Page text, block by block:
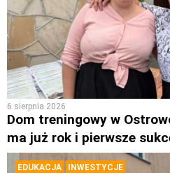
6 sierpnia 2026
Dom treningowy w
ma już rok i pierwsze
EDUKACJA INWESTYCJE